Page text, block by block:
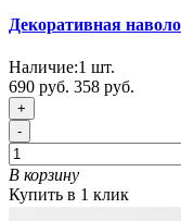
Декоративная
Наличие:1 шт.
690 руб. 358 руб.
+
-
В корзину
Купить в 1 клик